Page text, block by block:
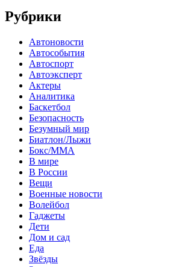
Рубрики
Автоновости
Автособытия
Автоспорт
Автоэксперт
Актеры
Аналитика
Баскетбол
Безопасность
Безумный мир
Биатлон/Лыжи
Бокс/MMA
В мире
В России
Вещи
Военные новости
Волейбол
Гаджеты
Дети
Дом и сад
Еда
Звёзды